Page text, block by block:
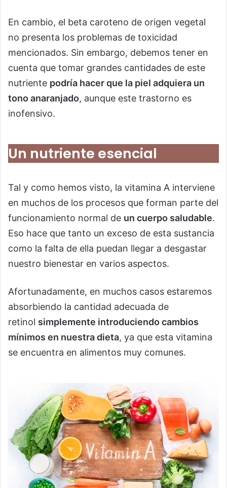
En cambio, el beta caroteno de origen vegetal
no presenta los problemas de toxicidad
mencionados. Sin embargo, debemos tener en
cuenta que tomar grandes cantidades de este
nutriente podría hacer que la piel adquiera un
tono anaranjado, aunque este trastorno es
inofensivo.
Un nutriente esencial
Tal y como hemos visto, la vitamina A interviene
en muchos de los procesos que forman parte del
funcionamiento normal de un cuerpo saludable.
Eso hace que tanto un exceso de esta sustancia
como la falta de ella puedan llegar a desgastar
nuestro bienestar en varios aspectos.
Afortunadamente, en muchos casos estaremos
absorbiendo la cantidad adecuada de
retinol simplemente introduciendo cambios
mínimos en nuestra dieta, ya que esta vitamina
se encuentra en alimentos muy comunes.